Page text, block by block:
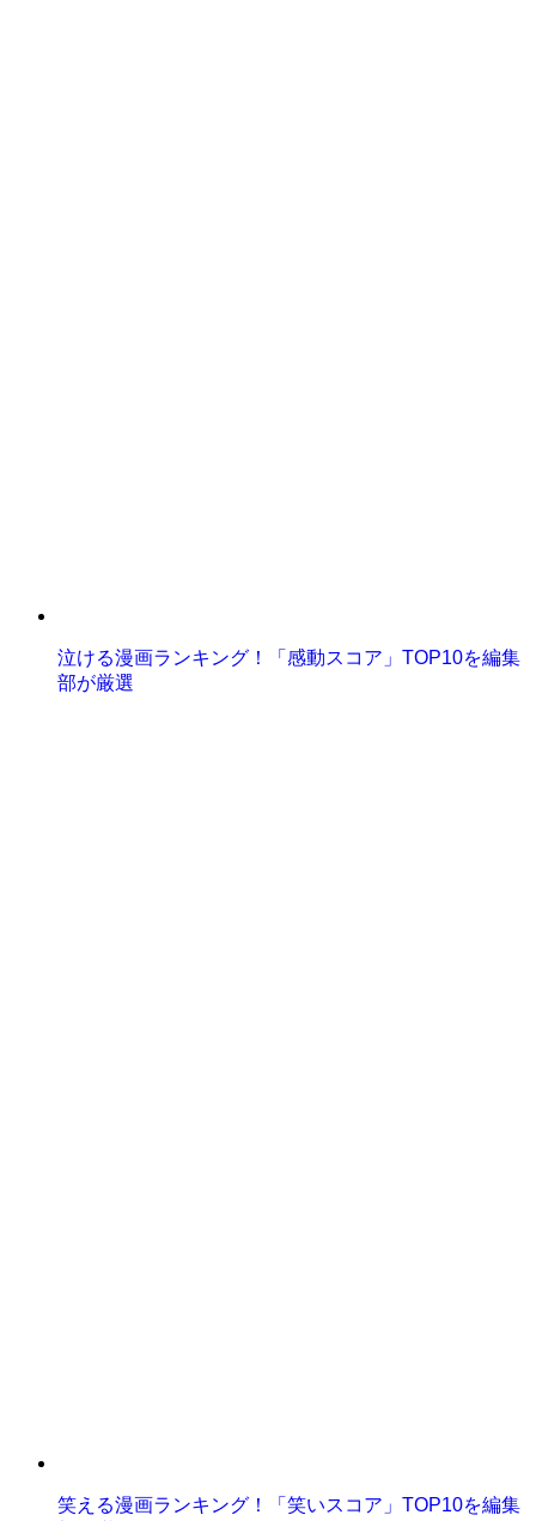
泣ける漫画ランキング！「感動スコア」TOP10を編集
部が厳選
笑える漫画ランキング！「笑いスコア」TOP10を編集